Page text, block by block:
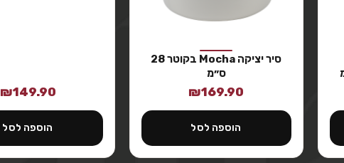
סיר יציקה Mocha בקוטר 28
ס״מ
₪169.90
הוספה לסל
₪149.90
הוספה לסל